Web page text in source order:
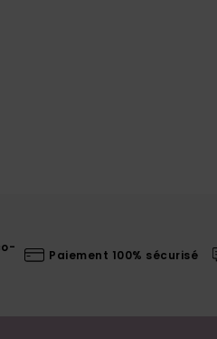
Paiement 100% sécurisé